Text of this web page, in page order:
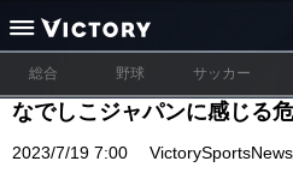
総合 野球 サッカー
なでしこジャパンに感じる
2023/7/19 7:00